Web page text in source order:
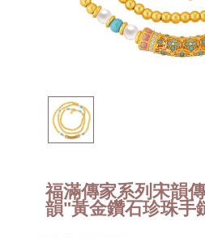
福滿傳家系列宋韻
韻"黃金鑽石珍珠手